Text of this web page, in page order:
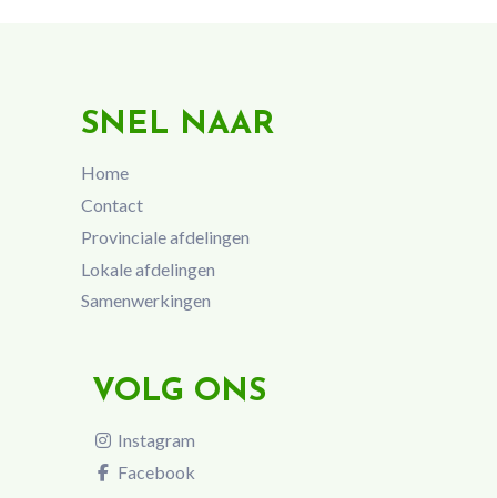
SNEL NAAR
Home
Contact
Provinciale afdelingen
Lokale afdelingen
Samenwerkingen
VOLG ONS
Instagram
Facebook